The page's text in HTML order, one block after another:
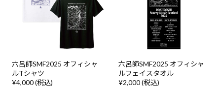
六呂師SMF2025 オフィシャ
ルTシャツ
¥4,000 (税込)
六呂師SMF2025 オフィシャ
ルフェイスタオル
¥2,000 (税込)